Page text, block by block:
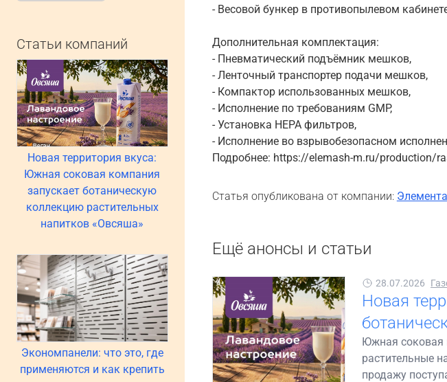
Статьи компаний
Новая территория вкуса:
Южная соковая компания
запускает ботаническую
коллекцию растительных
напитков «Овсяша»
Экономпанели: что это, где
применяются и как крепить
- Весовой бункер в противопылевом
Дополнительная комплектация:
- Пневматический подъёмник мешков,
- Ленточный транспортер подачи мешков,
- Компактор использованных мешков,
- Исполнение по требованиям GMP,
- Установка НЕРА фильтров,
- Исполнение во взрывобезопасном
Подробнее: https://elemash-m.ru/production/
Статья опубликована от компании:
Ещё анонсы и статьи
28.07.2026
Новая
Южная соковая
растительные
продажу